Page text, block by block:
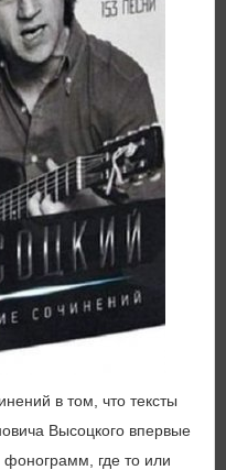
в том, что тексты
Высоцкого впервые
где то или